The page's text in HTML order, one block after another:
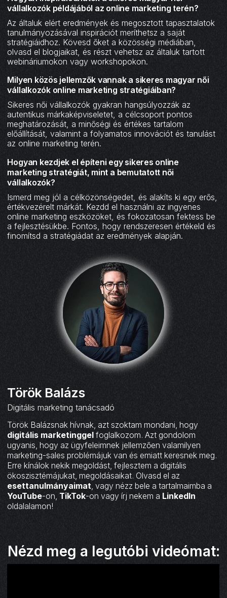
vállalkozók példájából az online marketing terén?
Az általuk elért eredmények és megosztott tapasztalatok
tanulmányozásával inspirációt meríthetsz a saját
stratégiáidhoz. Kövesd őket a közösségi médiában,
olvasd el blogjaikat, és részt vehetsz az általuk tartott
webináriumokon vagy workshopokon.
Milyen közös jellemzők vannak a sikeres magyar női
vállalkozók online marketing stratégiáiban?
Sikeres női vállalkozók gyakran hangsúlyozzák az
autentikus márkaképviseletet, a célcsoport pontos
meghatározását, a minőségi és értékes tartalom
előállítását, valamint a folyamatos innovációt és tanulást
az online marketing terén.
Hogyan kezdjek el építeni egy sikeres online
marketing stratégiát, mint a bemutatott női
vállalkozók?
Ismerd meg jól a célközönségedet, és alakíts ki egy erős,
értékvezérelt márkát. Kezdd el használni az ingyenes
online marketing eszközöket, és fokozatosan fektess be
a fejlesztésükbe. Fontos, hogy rendszeresen értékeld és
finomítsd a stratégiádat az eredmények alapján.
Török Balázs
Digitális marketing tanácsadó
Török Balázsnak hívnak, azt szoktam mondani, hogy
digitális marketinggel foglalkozom. Azt gondolom
ugyanis, hogy az ügyfeleimnek jellemzően valamilyen
marketing-sales problémájuk van és emiatt keresnek meg.
Erre kínálok nekik megoldást, fejlesztem a digitális
ökoszisztémájukat, megoldásaikat. Olvasd el az
esettanulmányaimat, vagy nézz bele a tartalmaimba a
YouTube-on, TikTok-on vagy írj nekem a LinkedIn
oldalalamon!
Nézd meg a legutóbi videómat: